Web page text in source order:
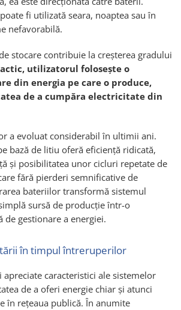
fi utilizată seara, noaptea sau în
nefavorabilă.
stocare contribuie la creșterea gradului
utilizatorul folosește o
din energia pe care o produce,
de a cumpăra electricitate din
a evoluat considerabil în ultimii ani.
bază de litiu oferă eficiență ridicată,
și posibilitatea unor cicluri repetate de
fără pierderi semnificative de
bateriilor transformă sistemul
sursă de producție într-o
gestionare a energiei.
în timpul întreruperilor
apreciate caracteristici ale sistemelor
de a oferi energie chiar și atunci
în rețeaua publică. În anumite